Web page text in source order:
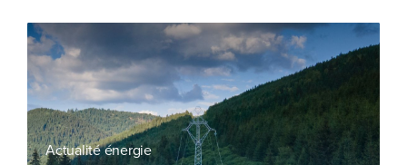
Actualité énergie